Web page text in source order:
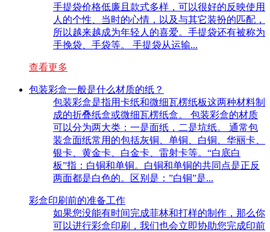
手提袋价格低廉且款式多样，可以很好的反映使用
人的个性、当时的心情，以及与其它装扮的匹配，
所以越来越成为年轻人的喜爱。手提袋还有被称为
手挽袋、手袋等。 手提袋从运输...
查看更多
包装彩盒一般是什么材质的纸？
包装彩盒是指用卡纸和微细瓦楞纸板这两种材料制
成的折叠纸盒或微细瓦楞纸盒。 包装彩盒的材质
可以分为两大类：一是面纸，二是坑纸。 通常包
装盒面纸常用的包括灰铜、单铜、白铜、华丽卡、
银卡、黄金卡、白金卡、雷射卡等。“白底白
板”指：白铜和单铜。白铜和单铜的共同点是正反
两面都是白色的。区别是：”白铜”是...
彩盒印刷前的准备工作
如果您没能有时间完成菲林和打样的制作，那么你
可以进行彩盒印刷，我们也会立即协助您完成印前